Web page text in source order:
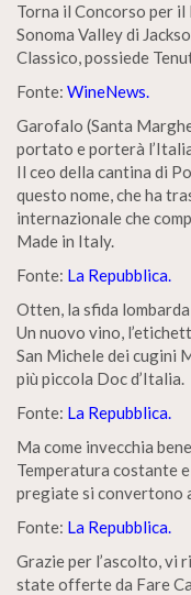
Torna il Concorso per
Sonoma Valley di
Classico, possiede
Fonte: WineNews.
Garofalo (Santa
portato e porterà l’Italia
Il ceo della cantina di
questo nome, che ha
internazionale che
Made in Italy.
Fonte: La Repubblica.
Otten, la sfida
Un nuovo vino,
San Michele dei cugini
più piccola Doc d’Italia.
Fonte: La Repubblica.
Ma come invecchia
Temperatura costante
pregiate si convertono
Fonte: La Repubblica.
Grazie per l’ascolto, vi
state offerte da Fare